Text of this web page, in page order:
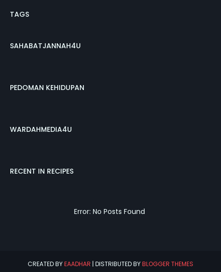
TAGS
SAHABATJANNAH4U
PEDOMAN KEHIDUPAN
WARDAHMEDIA4U
RECENT IN RECIPES
Error: No Posts Found
CREATED BYEAADHAR | DISTRIBUTED BYBLOGGER THEMES